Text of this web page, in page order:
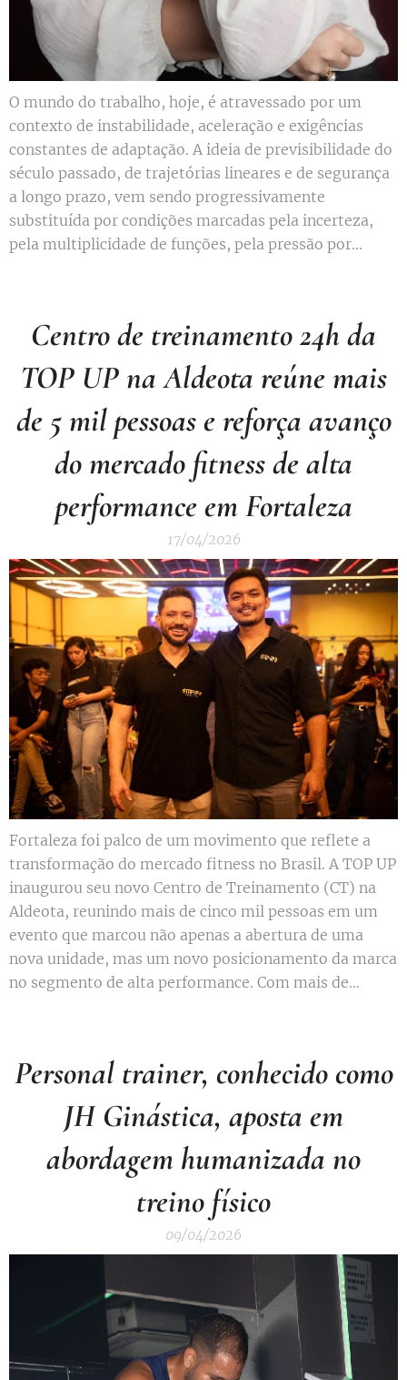
O mundo do trabalho, hoje, é atravessado por um
contexto de instabilidade, aceleração e exigências
constantes de adaptação. A ideia de previsibilidade do
século passado, de trajetórias lineares e de segurança
a longo prazo, vem sendo progressivamente
substituída por condições marcadas pela incerteza,
pela multiplicidade de funções, pela pressão por...
Centro de treinamento 24h da
TOP UP na Aldeota reúne mais
de 5 mil pessoas e reforça avanço
do mercado fitness de alta
performance em Fortaleza
17/04/2026
Fortaleza foi palco de um movimento que reflete a
transformação do mercado fitness no Brasil. A TOP UP
inaugurou seu novo Centro de Treinamento (CT) na
Aldeota, reunindo mais de cinco mil pessoas em um
evento que marcou não apenas a abertura de uma
nova unidade, mas um novo posicionamento da marca
no segmento de alta performance. Com mais de...
Personal trainer, conhecido como
JH Ginástica, aposta em
abordagem humanizada no
treino físico
09/04/2026